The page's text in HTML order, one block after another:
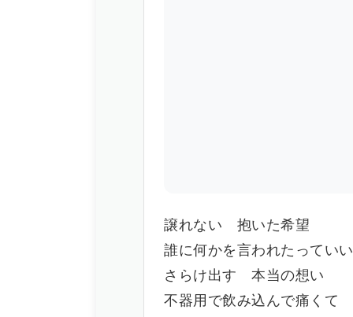
譲れない 抱いた希望
誰に何かを言われたっていい
さらけ出す 本当の想い
不器用で飲み込んで痛くて